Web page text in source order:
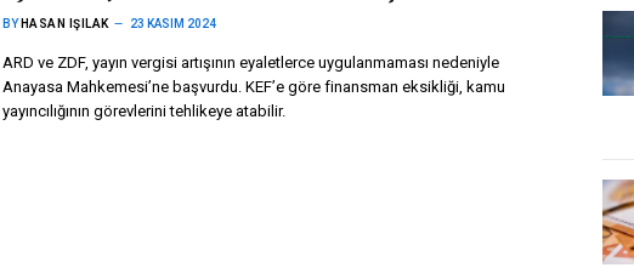
BY HASAN IŞILAK 23 KASIM 2024
ARD ve ZDF, yayın vergisi artışının eyaletlerce uygulanmaması nedeniyle
Anayasa Mahkemesi’ne başvurdu. KEF’e göre finansman eksikliği, kamu
yayıncılığının görevlerini tehlikeye atabilir.